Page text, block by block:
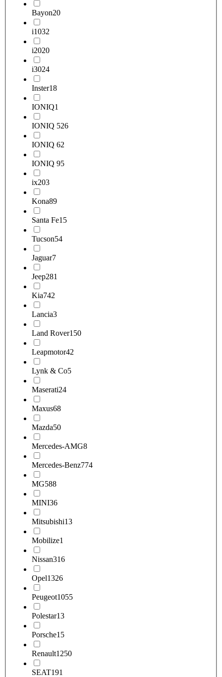
Bayon20
i1032
i2020
i3024
Inster18
IONIQ1
IONIQ 526
IONIQ 62
IONIQ 95
ix203
Kona89
Santa Fe15
Tucson54
Jaguar7
Jeep281
Kia742
Lancia3
Land Rover150
Leapmotor42
Lynk & Co5
Maserati24
Maxus68
Mazda50
Mercedes-AMG8
Mercedes-Benz774
MG588
MINI36
Mitsubishi13
Mobilize1
Nissan316
Opel1326
Peugeot1055
Polestar13
Porsche15
Renault1250
SEAT191